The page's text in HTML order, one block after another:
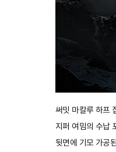
써밋 마칼루 하프
지퍼 여밈의 수납
뒷면에 기모 가공